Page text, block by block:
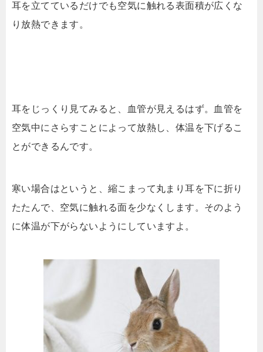
耳を立てているだけでも空気に触れる表面積が広くな
り放熱できます。
耳をじっくり見てみると、血管が見えるはず。血管を
空気中にさらすことによって放熱し、体温を下げるこ
とができるんです。
寒い場合はというと、縮こまって丸まり耳を下に折り
たたんで、空気に触れる面を少なくします。そのよう
に体温が下がらないようにしていますよ。